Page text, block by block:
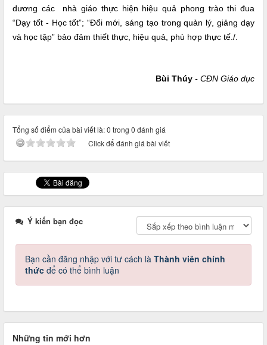
dương các
nhà giáo thực hiện hiệu quả phong trào thi đua
“Dạy tốt - Học tốt”; “Đổi mới, sáng tạo trong quản lý, giảng dạy
và học tập” bảo đảm thiết thực, hiệu quả, phù hợp thực tế./.
Bùi Thúy - CĐN Giáo dục
Tổng số điểm của bài viết là: 0 trong 0 đánh giá
Click để đánh giá bài viết
Ý kiến bạn đọc
Bạn cần đăng nhập với tư cách là Thành viên chính
thức để có thể bình luận
Những tin mới hơn